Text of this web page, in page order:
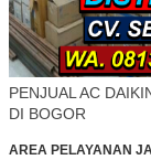
PENJUAL AC
DI BOGOR
AREA PELAYANAN